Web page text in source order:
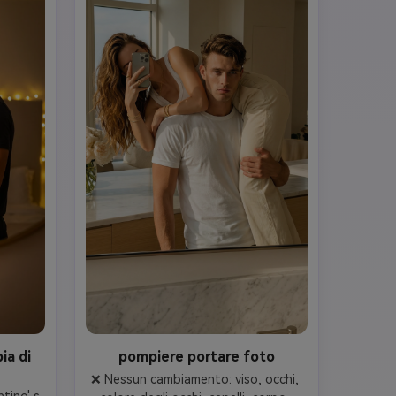
di
pompiere portare foto
❌ Nessun cambiamento: viso, occhi,